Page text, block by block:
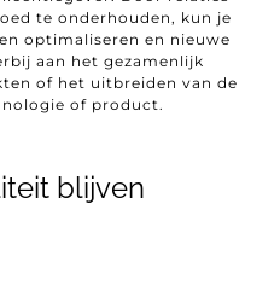
te onderhouden, kun je
optimaliseren en nieuwe
aan het gezamenlijk
of het uitbreiden van de
of product.
blijven